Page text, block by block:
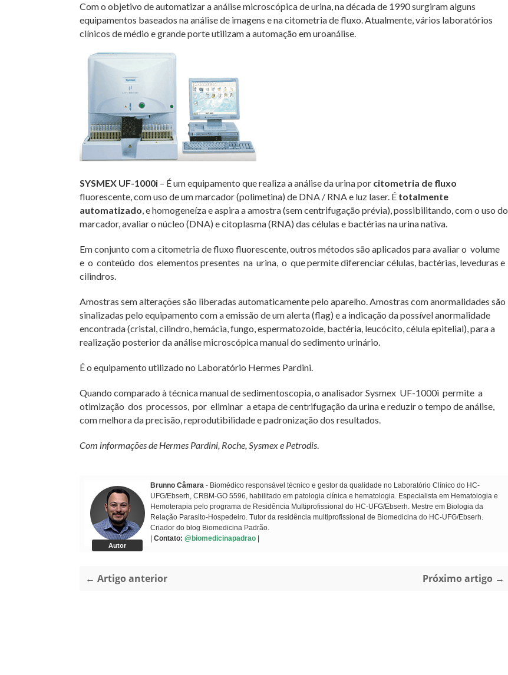
Com o objetivo de automatizar a análise microscópica de urina, na década de 1990 surgiram alguns
equipamentos baseados na análise de imagens e na citometria de fluxo. Atualmente, vários laboratórios
clínicos de médio e grande porte utilizam a automação em uroanálise.
SYSMEX UF-1000i– É um equipamento que realiza a análise da urina por citometria de fluxo
fluorescente, com uso de um marcador (polimetina) de DNA / RNA e luz laser. É totalmente
automatizado, e homogeneíza e aspira a amostra (sem centrifugação prévia), possibilitando, com o uso do
marcador, avaliar o núcleo (DNA) e citoplasma (RNA) das células e bactérias na urina nativa.
Em conjunto com a citometria de fluxo fluorescente, outros métodos são aplicados para avaliar o volume
e o conteúdo dos elementos presentes na urina, o que permite diferenciar células, bactérias, leveduras e
cilindros.
Amostras sem alterações são liberadas automaticamente pelo aparelho. Amostras com anormalidades são
sinalizadas pelo equipamento com a emissão de um alerta (flag) e a indicação da possível anormalidade
encontrada (cristal, cilindro, hemácia, fungo, espermatozoide, bactéria, leucócito, célula epitelial), para a
realização posterior da análise microscópica manual do sedimento urinário.
É o equipamento utilizado no Laboratório Hermes Pardini.
Quando comparado à técnica manual de sedimentoscopia, o analisador Sysmex UF-1000i permite a
otimização dos processos, por eliminar a etapa de centrifugação da urina e reduzir o tempo de análise,
com melhora da precisão, reprodutibilidade e padronização dos resultados.
Com informações de Hermes Pardini, Roche, Sysmex e Petrodis.
Autor
Brunno Câmara- Biomédico responsável técnico e gestor da qualidade no Laboratório Clínico do HC-
UFG/Ebserh, CRBM-GO 5596, habilitado em patologia clínica e hematologia. Especialista em Hematologia e
Hemoterapia pelo programa de Residência Multiprofissional do HC-UFG/Ebserh. Mestre em Biologia da
Relação Parasito-Hospedeiro. Tutor da residência multiprofissional de Biomedicina do HC-UFG/Ebserh.
Criador do blog Biomedicina Padrão.
Contato: @biomedicinapadrao
← Artigo anterior Próximo artigo →